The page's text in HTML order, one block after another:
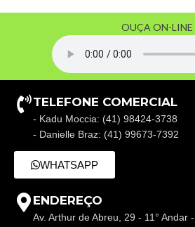
OUÇA ON-LINE
TELEFONE COMERCIAL
- Kadu Moccia: (41) 98424-3738
- Danielle Braz: (41) 99673-7392
WHATSAPP
ENDEREÇO
Av. Arthur de Abreu, 29 - 11° Andar